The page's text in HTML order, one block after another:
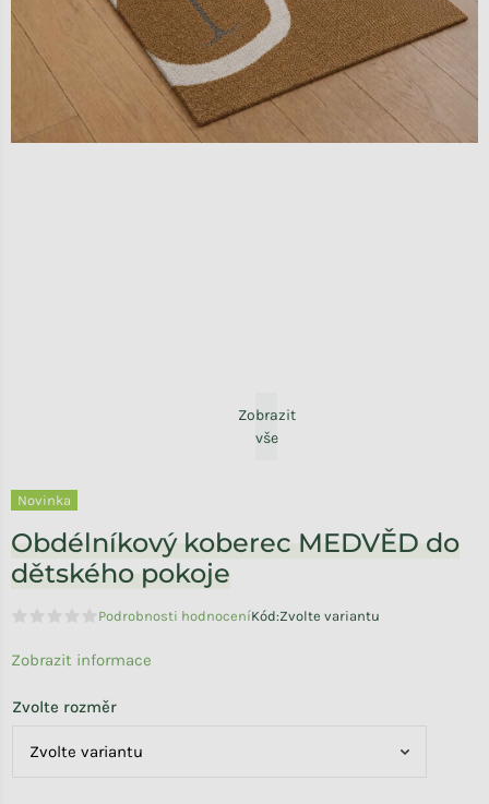
Zobrazit
vše
Novinka
Obdélníkový koberec MEDVĚD do
dětského pokoje
Průměrné hodnocení produktu je 0,0 z 5 hvězdiček.
Podrobnosti hodnoceníKód:Zvolte variantu
Zvolte rozměr
Zobrazit informace